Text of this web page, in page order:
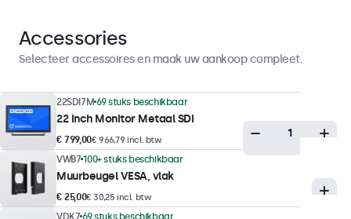
Landscape, portrait
Maximale helderheid
350 nits (typisch)
Minimale helderheid
1 nit
Contrast
Accessories
Selecteer accessoires en maak uw aankoop compleet.
22SDI7M 69 stuks beschikbaar
22 Inch Monitor Metaal SDI
€ 799,00€ 966,79 incl. btw
VWB7 100+ stuks beschikbaar
Muurbeugel VESA, vlak
€ 25,00€ 30,25 incl. btw
VDK7 69 stuks beschikbaar